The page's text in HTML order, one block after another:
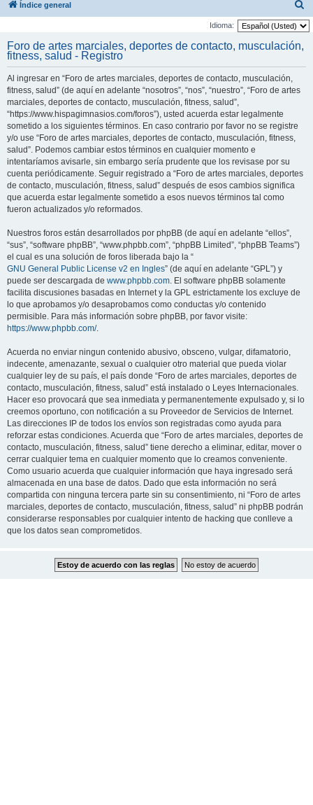
Índice general
u
Idioma:
Foro de artes marciales, deportes de contacto, musculación,
fitness, salud - Registro
Al ingresar en “Foro de artes marciales, deportes de contacto, musculación,
fitness, salud” (de aquí en adelante “nosotros”, “nos”, “nuestro”, “Foro de artes
marciales, deportes de contacto, musculación, fitness, salud”,
“https://www.hispagimnasios.com/foros”), usted acuerda estar legalmente
sometido a los siguientes términos. En caso contrario por favor no se registre
y/o use “Foro de artes marciales, deportes de contacto, musculación, fitness,
salud”. Podemos cambiar estos términos en cualquier momento e
intentaríamos avisarle, sin embargo sería prudente que los revisase por su
cuenta periódicamente. Seguir registrado a “Foro de artes marciales, deportes
de contacto, musculación, fitness, salud” después de esos cambios significa
que acuerda estar legalmente sometido a esos nuevos términos tal como
fueron actualizados y/o reformados.
Nuestros foros están desarrollados por phpBB (de aquí en adelante “ellos”,
“sus”, “software phpBB”, “www.phpbb.com”, “phpBB Limited”, “phpBB Teams”)
el cual es una solución de foros liberada bajo la “
GNU General Public License v2 en Ingles” (de aquí en adelante “GPL”) y
puede ser descargada de www.phpbb.com. El software phpBB solamente
facilita discusiones basadas en Internet y la GPL estrictamente los excluye de
lo que aprobamos y/o desaprobamos como conductas y/o contenido
permisible. Para más información sobre phpBB, por favor visite:
https://www.phpbb.com/.
Acuerda no enviar ningun contenido abusivo, obsceno, vulgar, difamatorio,
indecente, amenazante, sexual o cualquier otro material que pueda violar
cualquier ley de su país, el país donde “Foro de artes marciales, deportes de
contacto, musculación, fitness, salud” está instalado o Leyes Internacionales.
Hacer eso provocará que sea inmediata y permanentemente expulsado y, si lo
creemos oportuno, con notificación a su Proveedor de Servicios de Internet.
Las direcciones IP de todos los envíos son registradas como ayuda para
reforzar estas condiciones. Acuerda que “Foro de artes marciales, deportes de
contacto, musculación, fitness, salud” tiene derecho a eliminar, editar, mover o
cerrar cualquier tema en cualquier momento que lo creamos conveniente.
Como usuario acuerda que cualquier información que haya ingresado será
almacenada en una base de datos. Dado que esta información no será
compartida con ninguna tercera parte sin su consentimiento, ni “Foro de artes
marciales, deportes de contacto, musculación, fitness, salud” ni phpBB podrán
considerarse responsables por cualquier intento de hacking que conlleve a
que los datos sean comprometidos.